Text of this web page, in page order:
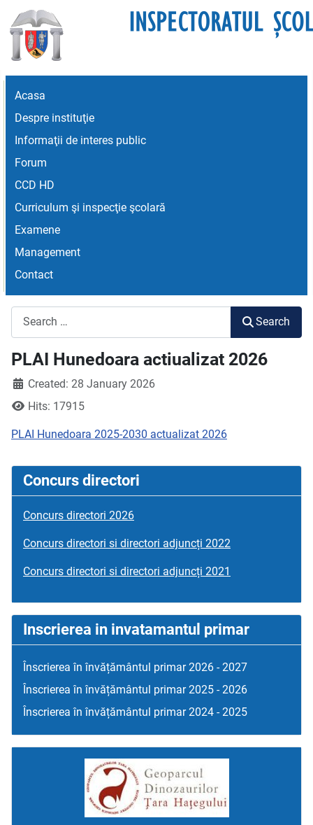
Acasa
Despre instituţie
Informaţii de interes public
Forum
CCD HD
Curriculum şi inspecţie şcolară
Examene
Management
Contact
Search
PLAI Hunedoara actiualizat 2026
Created: 28 January 2026
Hits: 17915
PLAI Hunedoara 2025-2030 actualizat 2026
Concurs directori
Concurs directori 2026
Concurs directori si directori adjuncți 2022
Concurs directori si directori adjuncți 2021
Inscrierea in invatamantul primar
Înscrierea în învățământul primar 2026 - 2027
Înscrierea în învățământul primar 2025 - 2026
Înscrierea în învățământul primar 2024 - 2025